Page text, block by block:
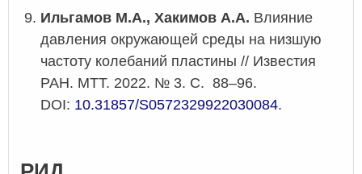
Ильгамов М.А., Хакимов А.А. Влияние
давления окружающей среды на низшую
частоту колебаний пластины // Известия
РАН. МТТ. 2022. № 3. С. 88–96.
DOI: 10.31857/S0572329922030084.